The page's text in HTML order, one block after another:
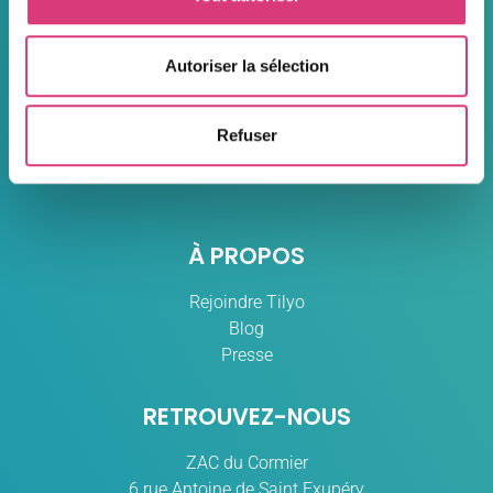
Autoriser la sélection
Refuser
À PROPOS
Rejoindre Tilyo
Blog
Presse
RETROUVEZ-NOUS
ZAC du Cormier